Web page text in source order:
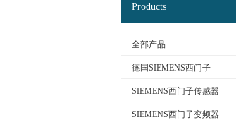
Products
全部产品
德国SIEMENS西门子
SIEMENS西门子传感器
SIEMENS西门子变频器